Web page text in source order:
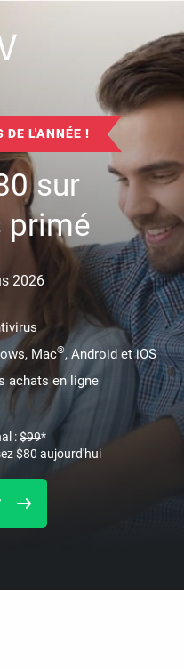
DE L'ANNÉE !
sur
primé
2026
Mac®, Android et iOS
achats en ligne
:$99*
$80 aujourd'hui